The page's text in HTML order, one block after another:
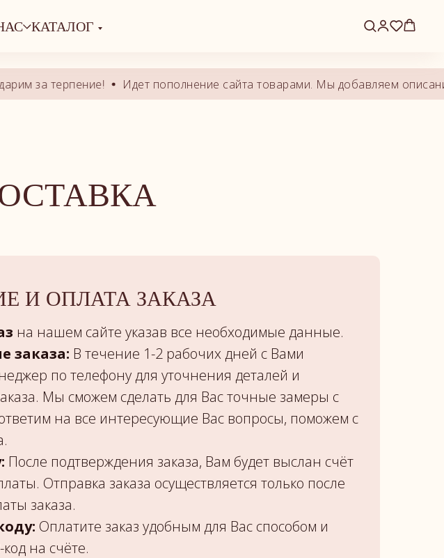
КАТАЛОГ
за терпение! Идет пополнение сайта товарами. Мы добавляем
И ОПЛАТА ЗАКАЗА
на нашем сайте указав все необходимые данные.
заказа: В течение 1-2 рабочих дней с Вами
по телефону для уточнения деталей и
Мы сможем сделать для Вас точные замеры с
на все интересующие Вас вопросы, поможем с
После подтверждения заказа, Вам будет выслан счёт
Отправка заказа осуществляется только после
заказа.
Оплатите заказ удобным для Вас способом и
на счёте.